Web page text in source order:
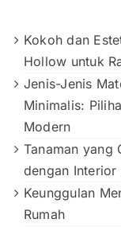
Kokoh dan
Hollow untuk
Jenis-Jenis
Minimalis:
Modern
Tanaman yang
dengan
Keunggulan
Rumah